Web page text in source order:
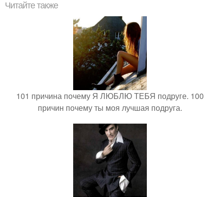
Читайте также
101 причина почему Я ЛЮБЛЮ ТЕБЯ подруге. 100
причин почему ты моя лучшая подруга.